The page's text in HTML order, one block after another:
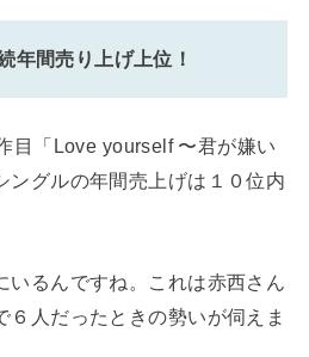
年間売り上げ上位！
目「Love yourself 〜君が嫌い
ングルの年間売上げは１０位内
いるんですね。これは赤西さん
６人だったときの勢いが伺えま